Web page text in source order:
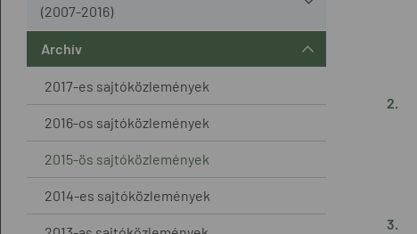
(2007-2016)
Archív
2017-es sajtóközlemények
2016-os sajtóközlemények
2015-ös sajtóközlemények
2014-es sajtóközlemények